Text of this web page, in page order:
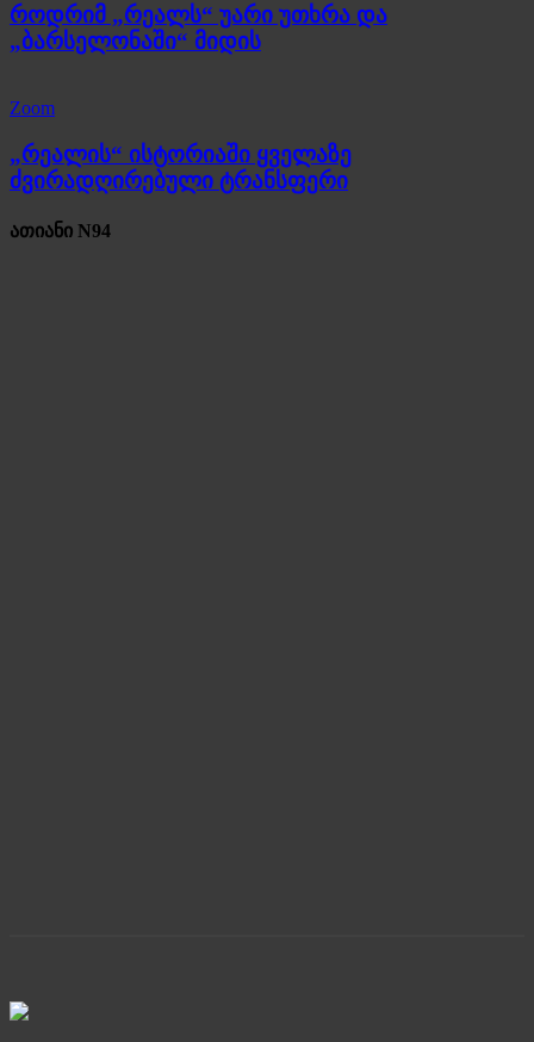
როდრიმ „რეალს“ უარი უთხრა და
„ბარსელონაში“ მიდის
Zoom
„რეალის“ ისტორიაში ყველაზე
ძვირადღირებული ტრანსფერი
ათიანი N94